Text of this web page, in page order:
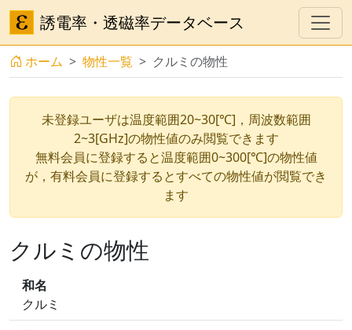
誘電率・透磁率データベース
ホーム 物性一覧 クルミの物性
未登録ユーザは温度範囲20~30[℃]，周波数範囲
2~3[GHz]の物性値のみ閲覧できます
無料会員に登録すると温度範囲0~300[℃]の物性値
が，有料会員に登録するとすべての物性値が閲覧でき
ます
クルミの物性
和名
クルミ